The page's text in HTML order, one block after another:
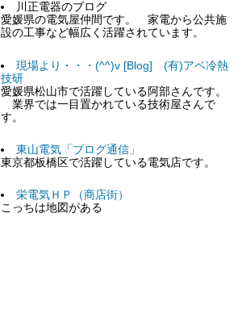
川正電器のブログ
愛媛県の電気屋仲間です。 家電から公共施
設の工事など幅広く活躍されています。
現場より・・・(^^)v [Blog] (有)アベ冷熱
技研
愛媛県松山市で活躍している阿部さんです。
業界では一目置かれている技術屋さんで
す。
東山電気「ブログ通信」
東京都板橋区で活躍している電気店です。
栄電気ＨＰ（商店街）
こっちは地図がある